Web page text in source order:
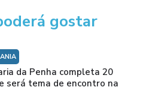
gostar
da Penha completa 20
será tema de encontro na